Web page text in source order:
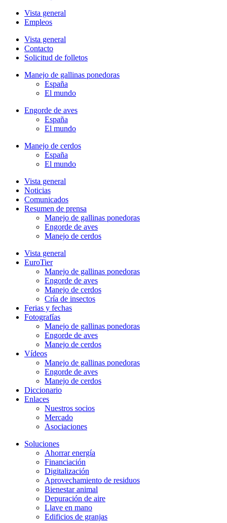
Vista general
Empleos
Vista general
Contacto
Solicitud de folletos
Manejo de gallinas ponedoras
España
El mundo
Engorde de aves
España
El mundo
Manejo de cerdos
España
El mundo
Vista general
Noticias
Comunicados
Resumen de prensa
Manejo de gallinas ponedoras
Engorde de aves
Manejo de cerdos
Vista general
EuroTier
Manejo de gallinas ponedoras
Engorde de aves
Manejo de cerdos
Cría de insectos
Ferias y fechas
Fotografías
Manejo de gallinas ponedoras
Engorde de aves
Manejo de cerdos
Vídeos
Manejo de gallinas ponedoras
Engorde de aves
Manejo de cerdos
Diccionario
Enlaces
Nuestros socios
Mercado
Asociaciones
Soluciones
Ahorrar energía
Financiación
Digitalización
Aprovechamiento de residuos
Bienestar animal
Depuración de aire
Llave en mano
Edificios de granjas